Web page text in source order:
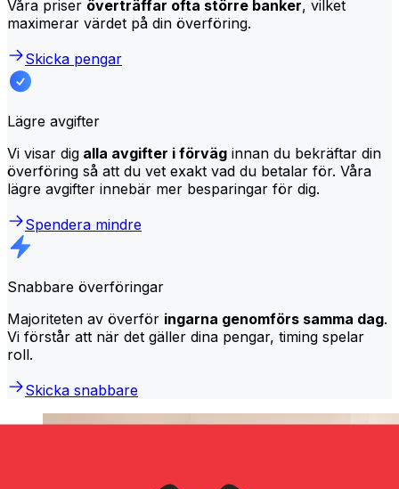
Våra priser överträffar ofta större banker, vilket
maximerar värdet på din överföring.
Skicka pengar
Lägre avgifter
Vi visar dig alla avgifter i förväg innan du bekräftar din
överföring så att du vet exakt vad du betalar för. Våra
lägre avgifter innebär mer besparingar för dig.
Spendera mindre
Snabbare överföringar
Majoriteten av överför ingarna genomförs samma dag.
Vi förstår att när det gäller dina pengar, timing spelar
roll.
Skicka snabbare